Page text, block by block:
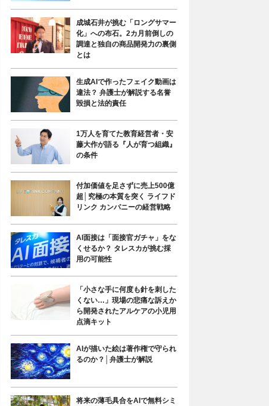
成城石井が挑む「ロングサマー
化」への布石。2カ月前倒しの
調達と独自の商品開発力の裏側
とは
生成AIで作ったフェイク動画は
違法？ 弁護士が解説する名誉
毀損と法的責任
1万人を育てた教育経営者・安
藤大作が語る『人が育つ組織』
の条件
付加価値を足さずに売上500億
超│究極の本質を突く ライフド
リンク カンパニーの経営戦略
AI面接は「面接官ガチャ」をな
くせるか？ タレスカが挑む採
用の可能性
「小さな手に何度も針を刺した
くない…」現場の悲痛な訴えか
ら開発されたアルケアの小児用
点滴キット
AIが描いた絵は著作権で守られ
るのか？│弁護士が解説
将来の薄毛具合をAIで無料シミ